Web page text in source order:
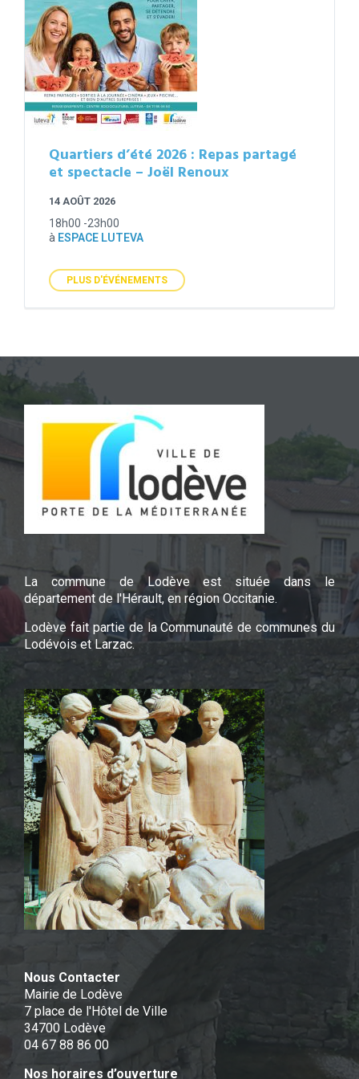
Quartiers d’été 2026 : Repas partagé
et spectacle – Joël Renoux
14 AOÛT 2026
18h00 -23h00
à ESPACE LUTEVA
PLUS D'ÉVÉNEMENTS
La commune de Lodève est située dans le
département de l'Hérault, en région Occitanie.
Lodève fait partie de la Communauté de communes du
Lodévois et Larzac.
Nous Contacter
Mairie de Lodève
7 place de l'Hôtel de Ville
34700 Lodève
04 67 88 86 00
Nos horaires d’ouverture